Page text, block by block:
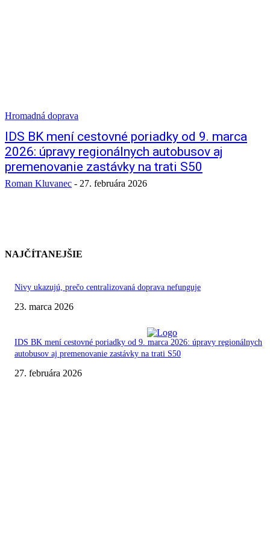
Hromadná doprava
IDS BK mení cestovné poriadky od 9. marca
2026: úpravy regionálnych autobusov aj
premenovanie zastávky na trati S50
Roman Kluvanec - 27. februára 2026
NAJČÍTANEJŠIE
Nivy ukazujú, prečo centralizovaná doprava nefunguje
23. marca 2026
IDS BK mení cestovné poriadky od 9. marca 2026: úpravy regionálnych
autobusov aj premenovanie zastávky na trati S50
27. februára 2026